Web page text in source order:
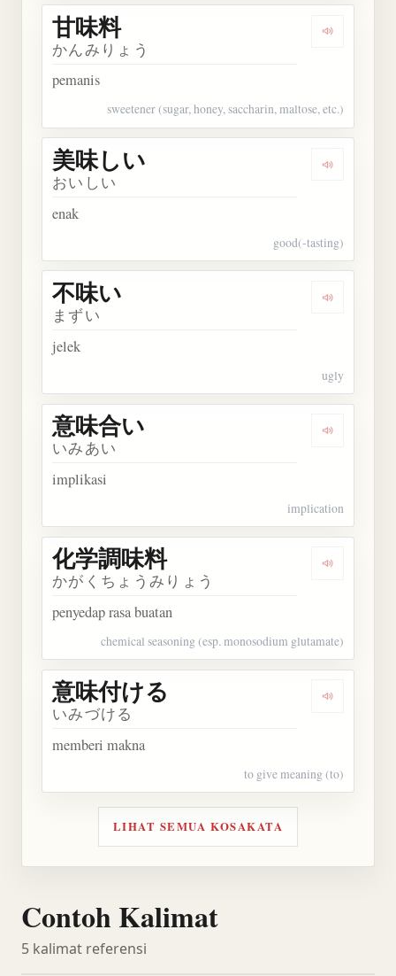
Dengarkan
甘味料
かんみりょう
pemanis
sweetener (sugar, honey, saccharin, maltose, etc.)
Dengarkan
美味しい
おいしい
enak
good(-tasting)
Dengarkan
不味い
まずい
jelek
ugly
Dengarkan
意味合い
いみあい
implikasi
implication
Dengarkan
化学調味料
かがくちょうみりょう
penyedap rasa buatan
chemical seasoning (esp. monosodium glutamate)
Dengarkan
意味付ける
いみづける
memberi makna
to give meaning (to)
LIHAT SEMUA KOSAKATA
Contoh Kalimat
5 kalimat referensi